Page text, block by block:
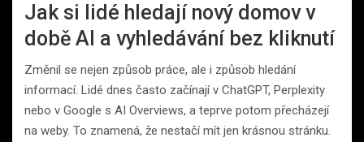
Jak si lidé hledají nový domov v
době AI a vyhledávání bez kliknutí
Změnil se nejen způsob práce, ale i způsob hledání
informací. Lidé dnes často začínají v ChatGPT, Perplexity
nebo v Google s AI Overviews, a teprve potom přecházejí
na weby. To znamená, že nestačí mít jen krásnou stránku.